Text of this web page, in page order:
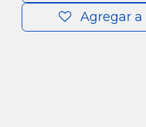
Agregar a